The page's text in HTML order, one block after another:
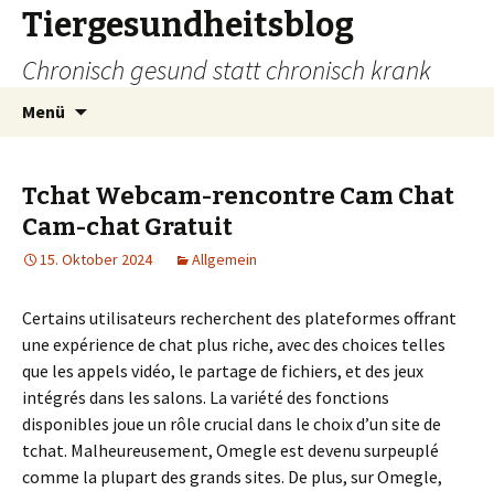
Tiergesundheitsblog
Chronisch gesund statt chronisch krank
Menü
Tchat Webcam-rencontre Cam Chat
Cam-chat Gratuit
15. Oktober 2024 Allgemein
Certains utilisateurs recherchent des plateformes offrant
une expérience de chat plus riche, avec des choices telles
que les appels vidéo, le partage de fichiers, et des jeux
intégrés dans les salons. La variété des fonctions
disponibles joue un rôle crucial dans le choix d’un site de
tchat. Malheureusement, Omegle est devenu surpeuplé
comme la plupart des grands sites. De plus, sur Omegle,